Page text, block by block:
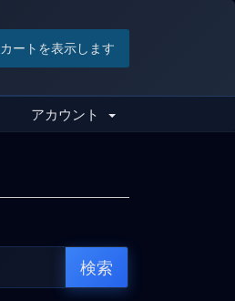
カートを表示します
アカウント